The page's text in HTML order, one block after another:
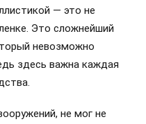
— это не
Это сложнейший
невозможно
здесь важна каждая
не мог не